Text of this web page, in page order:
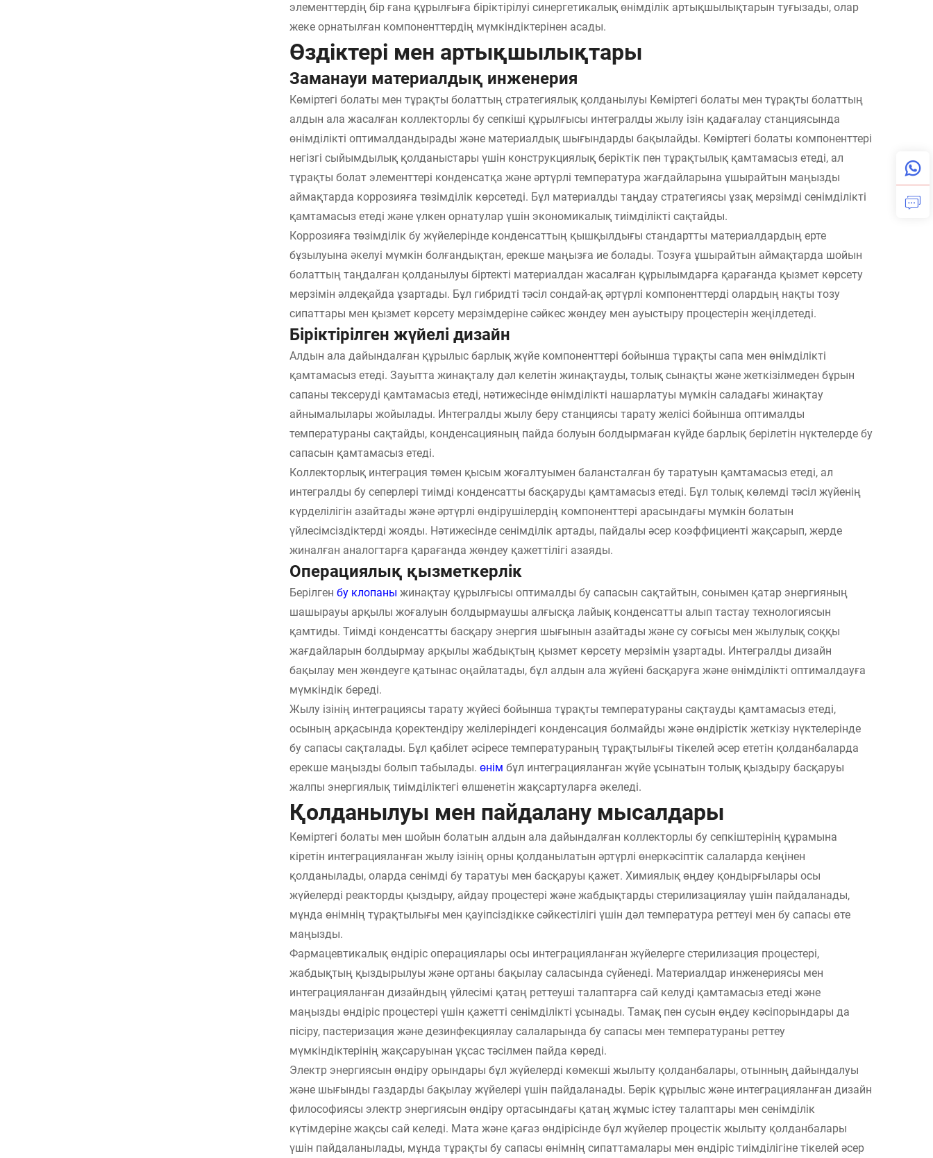
элементтердің бір ғана құрылғыға біріктірілуі синергетикалық өнімділік артықшылықтарын туғызады, олар
жеке орнатылған компоненттердің мүмкіндіктерінен асады.
Өздіктері мен артықшылықтары
Заманауи материалдық инженерия
Көміртегі болаты мен тұрақты болаттың стратегиялық қолданылуы Көміртегі болаты мен тұрақты болаттың
алдын ала жасалған коллекторлы бу сепкіші құрылғысы интегралды жылу ізін қадағалау станциясында
өнімділікті оптималдандырады және материалдық шығындарды бақылайды. Көміртегі болаты компоненттері
негізгі сыйымдылық қолданыстары үшін конструкциялық беріктік пен тұрақтылық қамтамасыз етеді, ал
тұрақты болат элементтері конденсатқа және әртүрлі температура жағдайларына ұшырайтын маңызды
аймақтарда коррозияға төзімділік көрсетеді. Бұл материалды таңдау стратегиясы ұзақ мерзімді сенімділікті
қамтамасыз етеді және үлкен орнатулар үшін экономикалық тиімділікті сақтайды.
Коррозияға төзімділік бу жүйелерінде конденсаттың қышқылдығы стандартты материалдардың ерте
бұзылуына әкелуі мүмкін болғандықтан, ерекше маңызға ие болады. Тозуға ұшырайтын аймақтарда шойын
болаттың таңдалған қолданылуы біртекті материалдан жасалған құрылымдарға қарағанда қызмет көрсету
мерзімін әлдеқайда ұзартады. Бұл гибридті тәсіл сондай-ақ әртүрлі компоненттерді олардың нақты тозу
сипаттары мен қызмет көрсету мерзімдеріне сәйкес жөндеу мен ауыстыру процестерін жеңілдетеді.
Біріктірілген жүйелі дизайн
Алдын ала дайындалған құрылыс барлық жүйе компоненттері бойынша тұрақты сапа мен өнімділікті
қамтамасыз етеді. Зауытта жинақталу дәл келетін жинақтауды, толық сынақты және жеткізілмеден бұрын
сапаны тексеруді қамтамасыз етеді, нәтижесінде өнімділікті нашарлатуы мүмкін саладағы жинақтау
айнымалылары жойылады. Интегралды жылу беру станциясы тарату желісі бойынша оптималды
температураны сақтайды, конденсацияның пайда болуын болдырмаған күйде барлық берілетін нүктелерде бу
сапасын қамтамасыз етеді.
Коллекторлық интеграция төмен қысым жоғалтуымен балансталған бу таратуын қамтамасыз етеді, ал
интегралды бу сеперлері тиімді конденсатты басқаруды қамтамасыз етеді. Бұл толық көлемді тәсіл жүйенің
күрделілігін азайтады және әртүрлі өндірушілердің компоненттері арасындағы мүмкін болатын
үйлесімсіздіктерді жояды. Нәтижесінде сенімділік артады, пайдалы әсер коэффициенті жақсарып, жерде
жиналған аналогтарға қарағанда жөндеу қажеттілігі азаяды.
Операциялық қызметкерлік
Берілген бу клопаны жинақтау құрылғысы оптималды бу сапасын сақтайтын, сонымен қатар энергияның
шашырауы арқылы жоғалуын болдырмаушы алғысқа лайық конденсатты алып тастау технологиясын
қамтиды. Тиімді конденсатты басқару энергия шығынын азайтады және су соғысы мен жылулық соққы
жағдайларын болдырмау арқылы жабдықтың қызмет көрсету мерзімін ұзартады. Интегралды дизайн
бақылау мен жөндеуге қатынас оңайлатады, бұл алдын ала жүйені басқаруға және өнімділікті оптималдауға
мүмкіндік береді.
Жылу ізінің интеграциясы тарату жүйесі бойынша тұрақты температураны сақтауды қамтамасыз етеді,
осының арқасында қоректендіру желілеріндегі конденсация болмайды және өндірістік жеткізу нүктелерінде
бу сапасы сақталады. Бұл қабілет әсіресе температураның тұрақтылығы тікелей әсер ететін қолданбаларда
ерекше маңызды болып табылады. өнім бұл интеграцияланған жүйе ұсынатын толық қыздыру басқаруы
жалпы энергиялық тиімділіктегі өлшенетін жақсартуларға әкеледі.
Қолданылуы мен пайдалану мысалдары
Көміртегі болаты мен шойын болатын алдын ала дайындалған коллекторлы бу сепкіштерінің құрамына
кіретін интеграцияланған жылу ізінің орны қолданылатын әртүрлі өнеркәсіптік салаларда кеңінен
қолданылады, оларда сенімді бу таратуы мен басқаруы қажет. Химиялық өңдеу қондырғылары осы
жүйелерді реакторды қыздыру, айдау процестері және жабдықтарды стерилизациялау үшін пайдаланады,
мұнда өнімнің тұрақтылығы мен қауіпсіздікке сәйкестілігі үшін дәл температура реттеуі мен бу сапасы өте
маңызды.
Фармацевтикалық өндіріс операциялары осы интеграцияланған жүйелерге стерилизация процестері,
жабдықтың қыздырылуы және ортаны бақылау саласында сүйенеді. Материалдар инженериясы мен
интеграцияланған дизайндың үйлесімі қатаң реттеуші талаптарға сай келуді қамтамасыз етеді және
маңызды өндіріс процестері үшін қажетті сенімділікті ұсынады. Тамақ пен сусын өңдеу кәсіпорындары да
пісіру, пастеризация және дезинфекциялау салаларында бу сапасы мен температураны реттеу
мүмкіндіктерінің жақсаруынан ұқсас тәсілмен пайда көреді.
Электр энергиясын өндіру орындары бұл жүйелерді көмекші жылыту қолданбалары, отынның дайындалуы
және шығынды газдарды бақылау жүйелері үшін пайдаланады. Берік құрылыс және интеграцияланған дизайн
философиясы электр энергиясын өндіру ортасындағы қатаң жұмыс істеу талаптары мен сенімділік
күтімдеріне жақсы сай келеді. Мата және қағаз өндірісінде бұл жүйелер процестік жылыту қолданбалары
үшін пайдаланылады, мұнда тұрақты бу сапасы өнімнің сипаттамалары мен өндіріс тиімділігіне тікелей әсер